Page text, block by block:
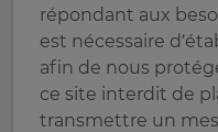
répondant aux
est nécessaire
afin de nous
ce site interdit de
transmettre un